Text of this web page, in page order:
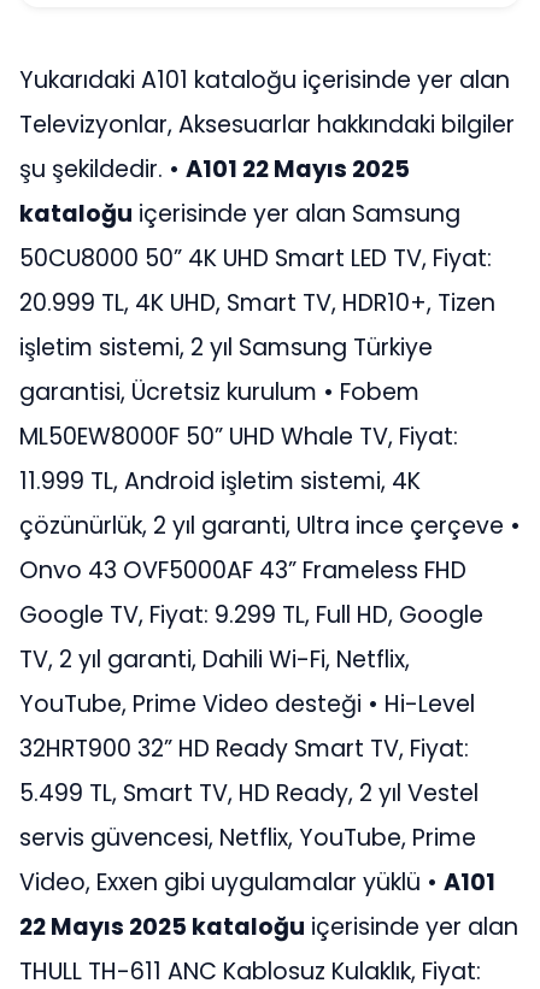
Yukarıdaki A101 kataloğu içerisinde yer alan
Televizyonlar, Aksesuarlar hakkındaki bilgiler
şu şekildedir. • A101 22 Mayıs 2025
kataloğu içerisinde yer alan Samsung
50CU8000 50” 4K UHD Smart LED TV, Fiyat:
20.999 TL, 4K UHD, Smart TV, HDR10+, Tizen
işletim sistemi, 2 yıl Samsung Türkiye
garantisi, Ücretsiz kurulum • Fobem
ML50EW8000F 50” UHD Whale TV, Fiyat:
11.999 TL, Android işletim sistemi, 4K
çözünürlük, 2 yıl garanti, Ultra ince çerçeve •
Onvo 43 OVF5000AF 43” Frameless FHD
Google TV, Fiyat: 9.299 TL, Full HD, Google
TV, 2 yıl garanti, Dahili Wi-Fi, Netflix,
YouTube, Prime Video desteği • Hi-Level
32HRT900 32” HD Ready Smart TV, Fiyat:
5.499 TL, Smart TV, HD Ready, 2 yıl Vestel
servis güvencesi, Netflix, YouTube, Prime
Video, Exxen gibi uygulamalar yüklü • A101
22 Mayıs 2025 kataloğu içerisinde yer alan
THULL TH-611 ANC Kablosuz Kulaklık, Fiyat: